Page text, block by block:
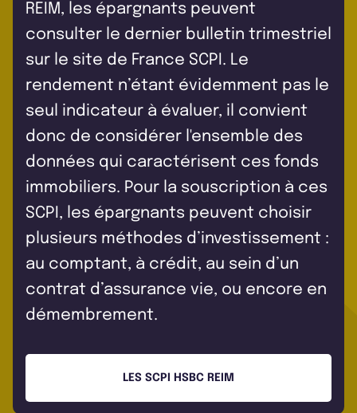
REIM, les épargnants peuvent
consulter le dernier bulletin trimestriel
sur le site de France SCPI. Le
rendement n’étant évidemment pas le
seul indicateur à évaluer, il convient
donc de considérer l'ensemble des
données qui caractérisent ces fonds
immobiliers. Pour la souscription à ces
SCPI, les épargnants peuvent choisir
plusieurs méthodes d’investissement :
au comptant, à crédit, au sein d’un
contrat d’assurance vie, ou encore en
démembrement.
LES SCPI HSBC REIM